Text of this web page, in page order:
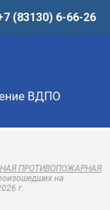
(83130) 6-66-26
ПРОТИВОПОЖАРНАЯ
на
г.